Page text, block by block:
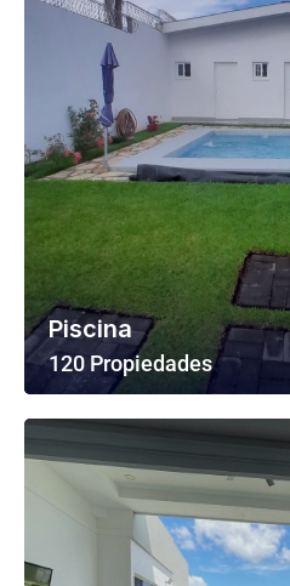
Piscina
120 Propiedades
Ver Todas Las Propiedades